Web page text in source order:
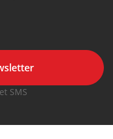
SMS